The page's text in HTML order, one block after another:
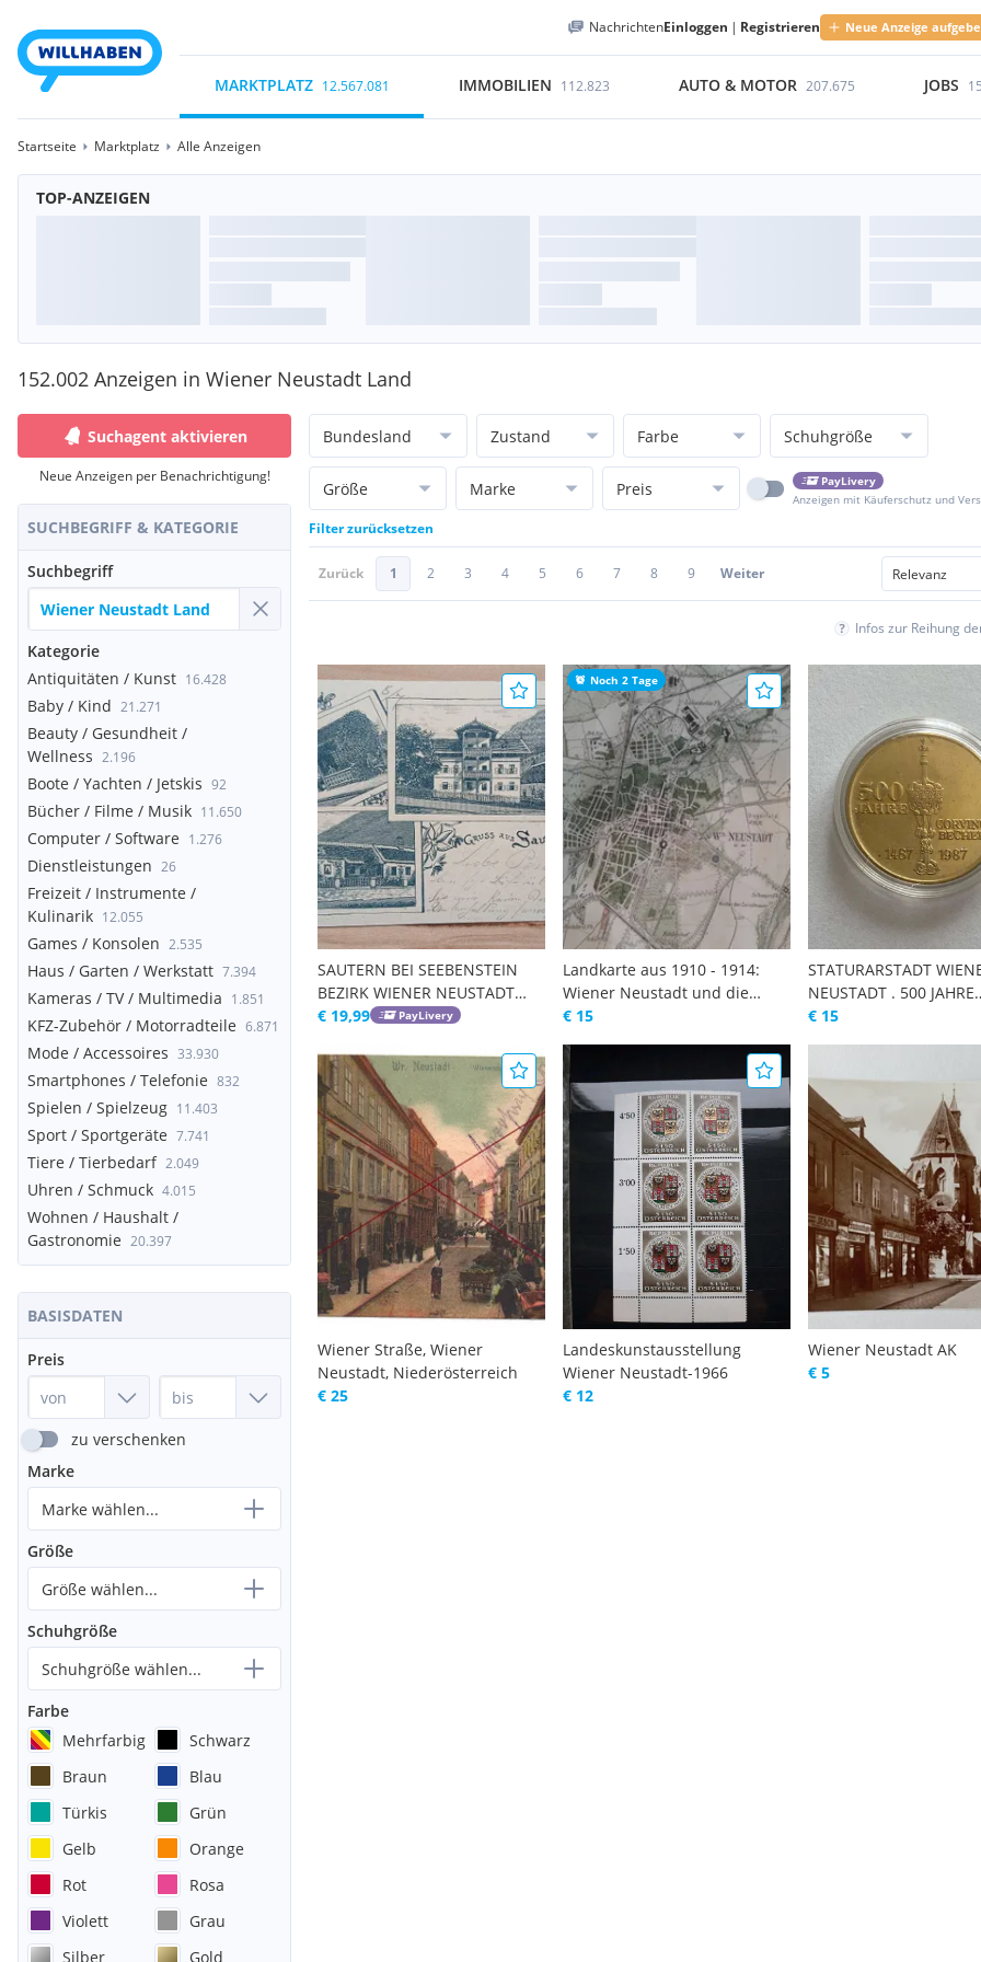
NachrichtenEinloggen | Registrieren Neue Anzeige
MARKTPLATZ 12.567.081 IMMOBILIEN 112.823 AUTO & MOTOR 207.675 JOBS
Startseite Marktplatz Alle Anzeigen
TOP-ANZEIGEN
152.002 Anzeigen in Wiener Neustadt Land
Suchagent aktivieren
Neue Anzeigen per Benachrichtigung!
SUCHBEGRIFF & KATEGORIE
Suchbegriff
Kategorie
Antiquitäten / Kunst 16.428
Baby / Kind 21.271
Beauty / Gesundheit /
Wellness 2.196
Boote / Yachten / Jetskis 92
Bücher / Filme / Musik 11.650
Computer / Software 1.276
Dienstleistungen 26
Freizeit / Instrumente /
Kulinarik 12.055
Games / Konsolen 2.535
Haus / Garten / Werkstatt 7.394
Kameras / TV / Multimedia 1.851
KFZ-Zubehör / Motorradteile 6.871
Mode / Accessoires 33.930
Smartphones / Telefonie 832
Spielen / Spielzeug 11.403
Sport / Sportgeräte 7.741
Tiere / Tierbedarf 2.049
Uhren / Schmuck 4.015
Wohnen / Haushalt /
Gastronomie 20.397
BASISDATEN
Preis
zu verschenken
Marke
Marke wählen...
Größe
Größe wählen...
Schuhgröße
Schuhgröße wählen...
Farbe
Mehrfarbig
Schwarz
Braun
Blau
Türkis
Grün
Gelb
Orange
Rot
Rosa
Violett
Grau
Silber
Gold
Bundesland Zustand Farbe Schuhgröße
Größe Marke Preis
PayLivery
Anzeigen mit Käuferschutz und
Filter zurücksetzen
Zurück 1 2 3 4 5 6 7 8 9 Weiter
Infos zur Reihung
SAUTERN BEI SEEBENSTEIN
BEZIRK WIENER NEUSTADT
LAND
€ 19,99 PayLivery
Noch 2 Tage
Landkarte aus 1910 - 1914:
Wiener Neustadt und die
Wiener Neustädter Umgebung
€ 15
STATURARSTADT
NEUSTADT . 500 JAHRE
CORVINUSBECHER
€ 15
Wiener Straße, Wiener
Neustadt, Niederösterreich
€ 25
Landeskunstausstellung
Wiener Neustadt-1966
€ 12
Wiener Neustadt AK
€ 5